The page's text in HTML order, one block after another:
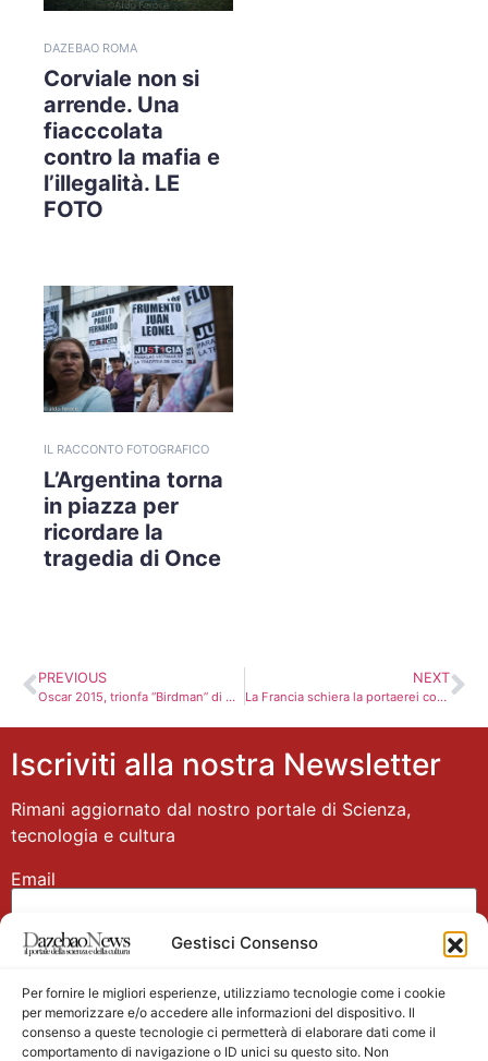
Gestisci Consenso
Per fornire le migliori esperienze, utilizziamo tecnologie come i cookie
per memorizzare e/o accedere alle informazioni del dispositivo. Il
consenso a queste tecnologie ci permetterà di elaborare dati come il
comportamento di navigazione o ID unici su questo sito. Non
DAZEBAO ROMA
Corviale non si
arrende. Una
fiacccolata
contro la mafia e
l’illegalità. LE
FOTO
IL RACCONTO FOTOGRAFICO
L’Argentina torna
in piazza per
ricordare la
tragedia di Once
PREVIOUS
Oscar 2015, trionfa “Birdman” di Alejandro Inarritu
NEXT
La Francia schiera la portaerei contro l’Isis
Iscriviti alla nostra Newsletter
Rimani aggiornato dal nostro portale di Scienza,
tecnologia e cultura
Email
Nome